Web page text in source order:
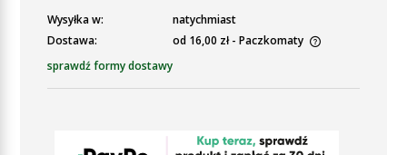
Wysyłka w:
natychmiast
Dostawa:
od 16,00 zł - Paczkomaty
Cena nie zawiera ewentualnych kosztów płatności
sprawdź formy dostawy